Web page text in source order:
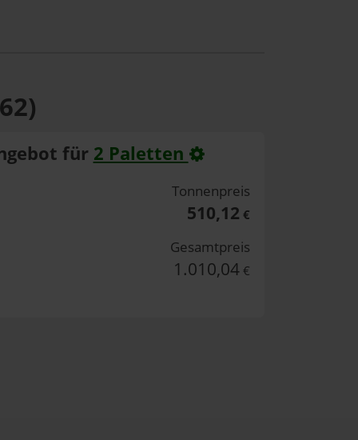
für 2 Paletten
Tonnenpreis
510,12 €
Gesamtpreis
1.010,04 €